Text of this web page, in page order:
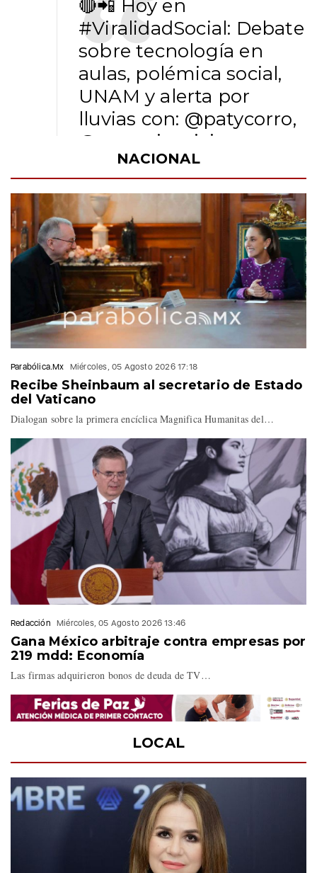
🔴📲 Hoy en
#ViralidadSocial: Debate
sobre tecnología en
aulas, polémica social,
UNAM y alerta por
lluvias con:
@patycorro
@yazcurinoticias
@alvado_Rmx_V y
@ojedapepe.
📺 Canal 16.1 de
@SICOMTVPue
#PorAmorAPuebla
https://t.co/q7Qq1EjCZ4
— Fernando Maldonado
(@FerMaldonadoMX)
July 30, 2026
NACIONAL
Parabólica.Mx Miércoles, 05 Agosto 2026 17:18
Recibe Sheinbaum al secretario de Estado
del Vaticano
Dialogan sobre la primera encíclica Magnifica Humanitas del…
Redacción Miércoles, 05 Agosto 2026 13:46
Gana México arbitraje contra empresas por
219 mdd: Economía
Las firmas adquirieron bonos de deuda de TV…
LOCAL